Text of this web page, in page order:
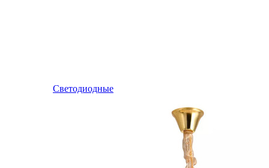
Светодиодные